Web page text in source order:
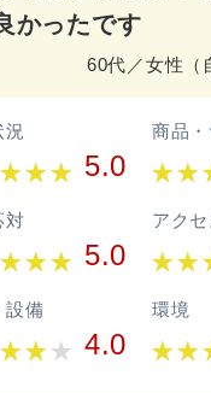
かったです
60代／女性（
況
5.0
商品
対
5.0
アクセ
設備
4.0
環境